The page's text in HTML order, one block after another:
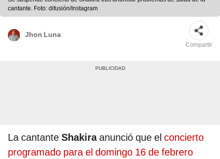
cantante. Foto: difusión/Instagram
Jhon Luna
Compartir
La cantante Shakiraanunció que el concierto
programado para el domingo 16 de febrero